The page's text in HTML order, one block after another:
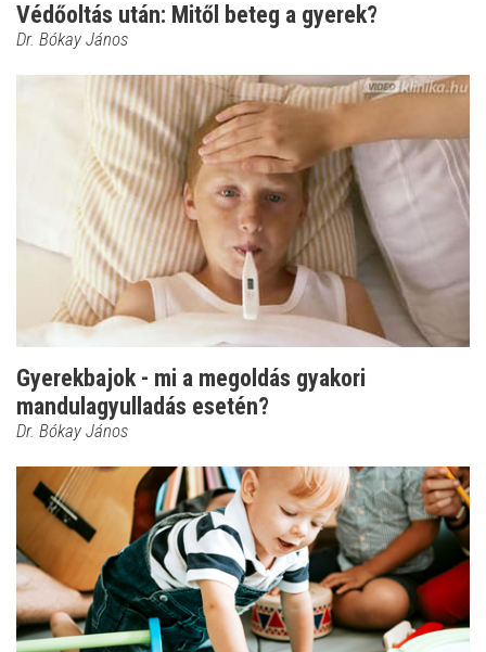
Védőoltás után: Mitől beteg a gyerek?
Dr. Bókay János
Gyerekbajok - mi a megoldás gyakori
mandulagyulladás esetén?
Dr. Bókay János